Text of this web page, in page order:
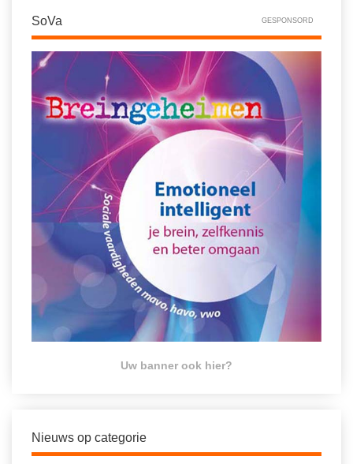
SoVa GESPONSORD
Uw banner ook hier?
Nieuws op categorie